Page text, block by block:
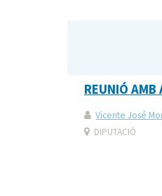
REUNIÓ AMB
Vicente José
DIPUTACIÓ